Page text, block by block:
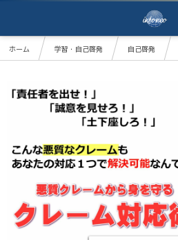
ホーム 学習・自己啓発 自己啓発